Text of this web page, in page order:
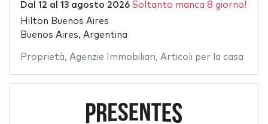
Dal 12 al 13 agosto 2026 Soltanto manca 8 giorno!
Hilton Buenos Aires
Buenos Aires, Argentina
Proprietà, Agenzie Immobiliari, Articoli per la casa